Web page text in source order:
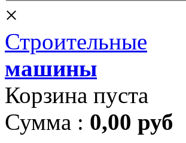
×
Строительные
машины
Корзина пуста
Сумма : 0,00 руб